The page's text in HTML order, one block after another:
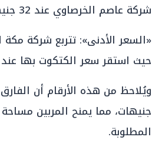
شركة عاصم الخرصاوي عند 32 جنيهاً.
«السعر الأدنى»: تتربع شركة
حيث استقر سعر الكتكوت بها عند 30 جنيهاً.
جنيهات، مما يمنح المربين مساحة
المطلوبة.